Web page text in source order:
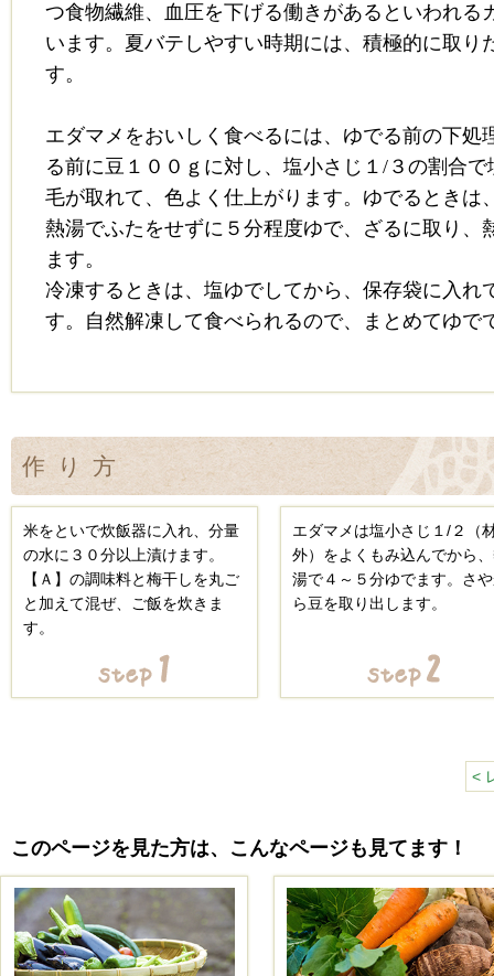
つ食物繊維、血圧を下げる働きがあるといわれる
います。夏バテしやすい時期には、積極的に取り
す。
エダマメをおいしく食べるには、ゆでる前の下処
る前に豆１００ｇに対し、塩小さじ１/３の割合
毛が取れて、色よく仕上がります。ゆでるときは
熱湯でふたをせずに５分程度ゆで、ざるに取り、
ます。
冷凍するときは、塩ゆでしてから、保存袋に入れ
す。自然解凍して食べられるので、まとめてゆで
作り方
米をといで炊飯器に入れ、分量
の水に３０分以上漬けます。
【Ａ】の調味料と梅干しを丸ご
と加えて混ぜ、ご飯を炊きま
す。
エダマメは塩小さじ１/２（
外）をよくもみ込んでから
湯で４～５分ゆでます。さ
ら豆を取り出します。
<
このページを見た方は、こんなページも見てます！